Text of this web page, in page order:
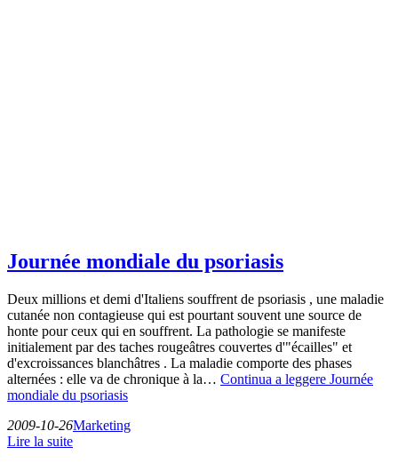
Journée mondiale du psoriasis
Deux millions et demi d'Italiens souffrent de psoriasis , une maladie
cutanée non contagieuse qui est pourtant souvent une source de
honte pour ceux qui en souffrent. La pathologie se manifeste
initialement par des taches rougeâtres couvertes d'"écailles" et
d'excroissances blanchâtres . La maladie comporte des phases
alternées : elle va de chronique à la… Continua a leggere Journée
mondiale du psoriasis
2009-10-26Marketing
Lire la suite